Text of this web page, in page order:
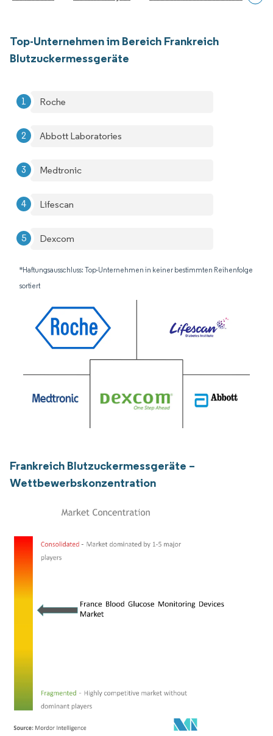
Top-Unternehmen im Bereich Frankreich
Blutzuckermessgeräte
Roche
Abbott Laboratories
Medtronic
Lifescan
Dexcom
*Haftungsausschluss: Top-Unternehmen in keiner bestimmten Reihenfolge
sortiert
Frankreich Blutzuckermessgeräte –
Wettbewerbskonzentration